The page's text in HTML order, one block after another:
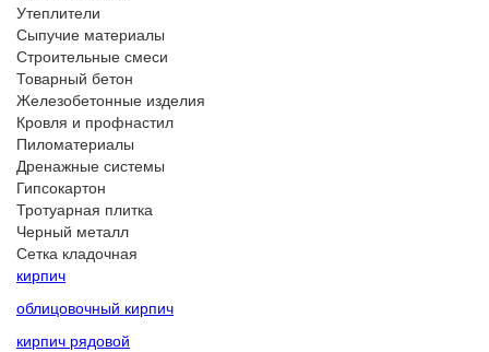
Утеплители
Сыпучие материалы
Строительные смеси
Товарный бетон
Железобетонные изделия
Кровля и профнастил
Пиломатериалы
Дренажные системы
Гипсокартон
Тротуарная плитка
Черный металл
Сетка кладочная
кирпич
облицовочный кирпич
кирпич рядовой